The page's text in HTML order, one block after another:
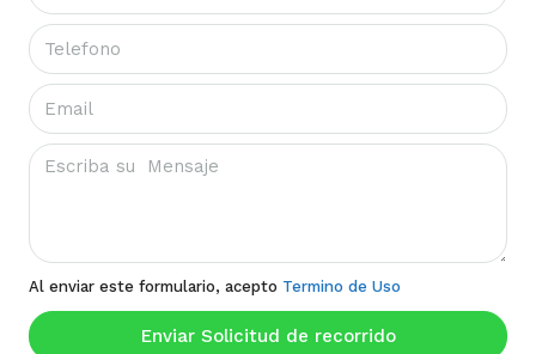
Al enviar este formulario, acepto Termino de Uso
Enviar Solicitud de recorrido